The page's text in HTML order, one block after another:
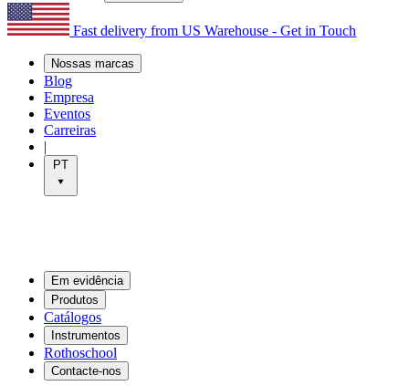
Fast delivery from US Warehouse - Get in Touch
Nossas marcas
Blog
Empresa
Eventos
Carreiras
|
PT
Em evidência
Produtos
Catálogos
Instrumentos
Rothoschool
Contacte-nos